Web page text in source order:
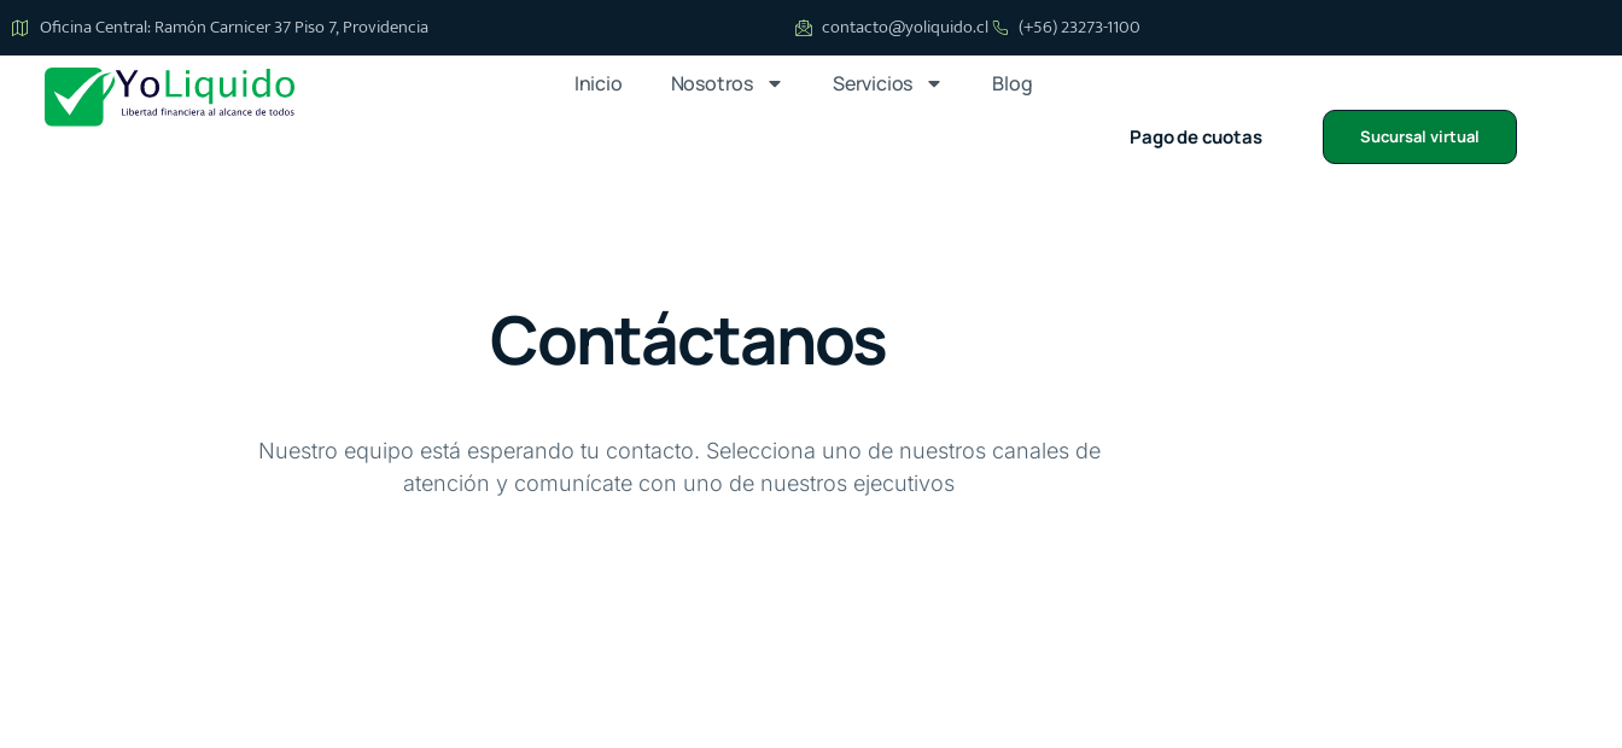
al
contenido
Oficina Central: Ramón Carnicer 37 Piso 7, Providencia contacto@yoliquido.cl (+56) 23273-1100
Inicio Nosotros Servicios Blog
Pago de cuotas Sucursal virtual
Contáctanos
Nuestro equipo está esperando tu contacto. Selecciona uno de nuestros canales de
atención y comunícate con uno de nuestros ejecutivos